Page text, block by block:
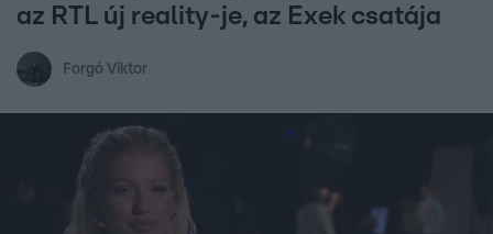
az RTL új reality-je, az Exek csatája
Forgó Viktor